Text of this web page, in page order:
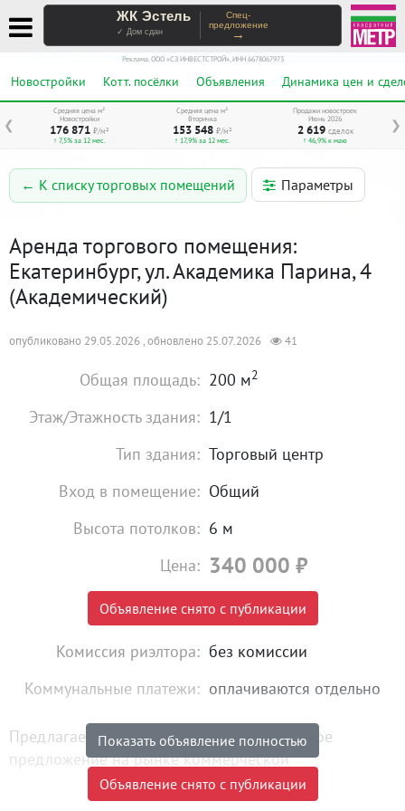
ЖК Эстель
✓ Дом сдан
Спец-
предложение
→
Реклама. ООО «СЗ ИНВЕСТСТРОЙ», ИНН 6678067973
Новостройки Котт. посёлки Объявления Динамика цен и
❮ ❯
Средняя цена м²
Новостройки
176 871 ₽/м²
↑ 7,5% за 12 мес.
Средняя цена м²
Вторичка
153 548 ₽/м²
↑ 17,9% за 12 мес.
Продажи новостроек
Июнь 2026
2 619 сделок
↑ 46,9% к маю
← К списку торговых помещений Параметры
Аренда торгового помещения:
Екатеринбург, ул. Академика Парина, 4
(Академический)
опубликовано 29.05.2026 , обновлено 25.07.2026 41
Общая площадь: 200 м2
Этаж/Этажность здания: 1/1
Тип здания: Торговый центр
Вход в помещение: Общий
Высота потолков: 6 м
Цена: 340 000 ₽
Объявление снято с публикации
Комиссия риэлтора: без комиссии
Коммунальные платежи: оплачиваются отдельно
Предлагается вашему вниманию уникальное
предложение на рынке коммерческой
недвижимости: Торговый парк с отдельным входом.
Помещение сдается во 2 квартале 2026 года.
Показать объявление полностью
Объявление снято с публикации